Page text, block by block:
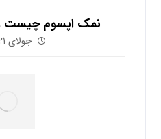
نمک اپسوم چیست
جولای 21, 2018